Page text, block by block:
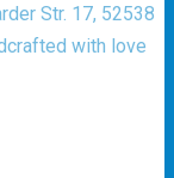
Str. 17, 52538
with love